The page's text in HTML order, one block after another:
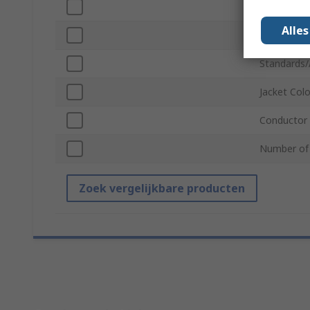
Cable
Jacket
Number
Zoek vergelijkbare producten